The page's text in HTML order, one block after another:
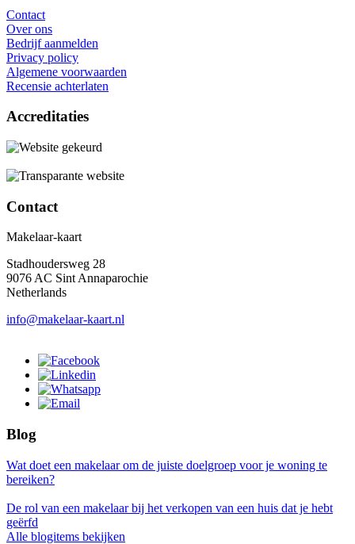
Contact
Over ons
Bedrijf aanmelden
Privacy policy
Algemene voorwaarden
Recensie achterlaten
Accreditaties
Contact
Makelaar-kaart
Stadhoudersweg 28
9076 AC Sint Annaparochie
Netherlands
info@makelaar-kaart.nl
Blog
Wat doet een makelaar om de juiste doelgroep voor je woning te
bereiken?
De rol van een makelaar bij het verkopen van een huis dat je hebt
geërfd
Alle blogitems bekijken